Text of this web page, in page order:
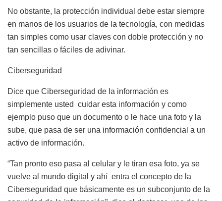
No obstante, la protección individual debe estar siempre
en manos de los usuarios de la tecnología, con medidas
tan simples como usar claves con doble protección y no
tan sencillas o fáciles de adivinar.
Ciberseguridad
Dice que Ciberseguridad de la información es
simplemente usted cuidar esta información y como
ejemplo puso que un documento o le hace una foto y la
sube, que pasa de ser una información confidencial a un
activo de información.
“Tan pronto eso pasa al celular y le tiran esa foto, ya se
vuelve al mundo digital y ahí entra el concepto de la
Ciberseguridad que básicamente es un subconjunto de la